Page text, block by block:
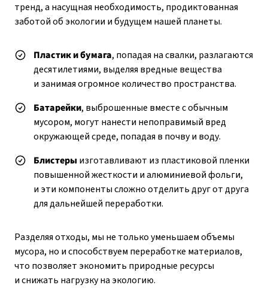
тренд, а насущная необходимость, продиктованная
заботой об экологии и будущем нашей планеты.
Пластик и бумага, попадая на свалки, разлагаются
десятилетиями, выделяя вредные вещества
и занимая огромное количество пространства.
Батарейки, выброшенные вместе с обычным
мусором, могут нанести непоправимый вред
окружающей среде, попадая в почву и воду.
Блистеры изготавливают из пластиковой пленки
повышенной жесткости и алюминиевой фольги,
и эти компоненты сложно отделить друг от друга
для дальнейшей переработки.
Разделяя отходы, мы не только уменьшаем объемы
мусора, но и способствуем переработке материалов,
что позволяет экономить природные ресурсы
и снижать нагрузку на экологию.